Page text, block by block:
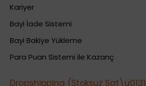
Kariyer
Bayi İade Sistemi
Bayi Bakiye Yükleme
Para Puan Sistemi ile Kazanç
Dropshipping (Stoksuz